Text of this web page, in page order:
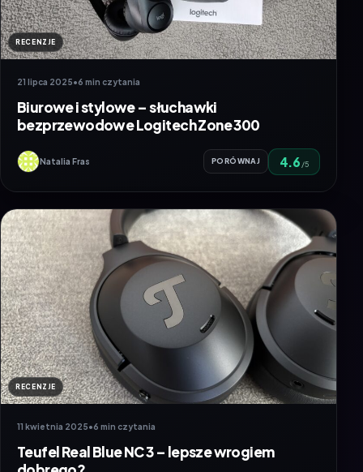
RECENZJE
21 lipca 2025•6 min czytania
Biurowe i stylowe – słuchawki
bezprzewodowe Logitech Zone 300
Natalia Fras PORÓWNAJ 4.6 /5
RECENZJE
11 kwietnia 2025•6 min czytania
Teufel Real Blue NC 3 – lepsze wrogiem